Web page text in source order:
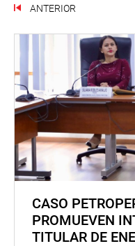
ANTERIOR
CASO
PROMUEVEN
TITULAR DE